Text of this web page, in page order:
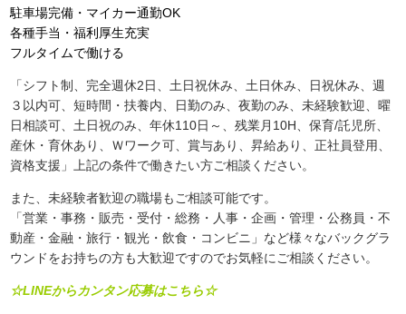
駐車場完備・マイカー通勤OK
各種手当・福利厚生充実
フルタイムで働ける
「シフト制、完全週休2日、土日祝休み、土日休み、日祝休み、週
３以内可、短時間・扶養内、日勤のみ、夜勤のみ、未経験歓迎、曜
日相談可、土日祝のみ、年休110日～、残業月10H、保育/託児所、
産休・育休あり、Ｗワーク可、賞与あり、昇給あり、正社員登用、
資格支援」上記の条件で働きたい方ご相談ください。
また、未経験者歓迎の職場もご相談可能です。
「営業・事務・販売・受付・総務・人事・企画・管理・公務員・不
動産・金融・旅行・観光・飲食・コンビニ」など様々なバックグラ
ウンドをお持ちの方も大歓迎ですのでお気軽にご相談ください。
☆LINEからカンタン応募はこちら☆